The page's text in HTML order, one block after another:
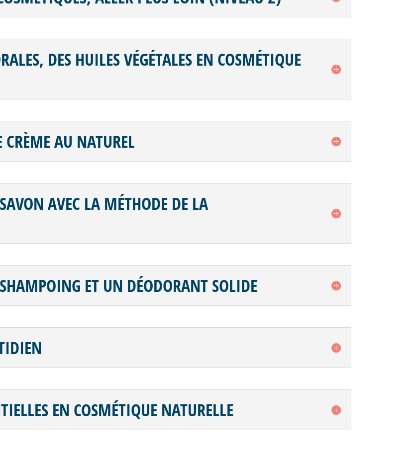
DES HUILES VÉGÉTALES EN COSMÉTIQUE
AU NATUREL
AVEC LA MÉTHODE DE LA
ET UN DÉODORANT SOLIDE
EN COSMÉTIQUE NATURELLE